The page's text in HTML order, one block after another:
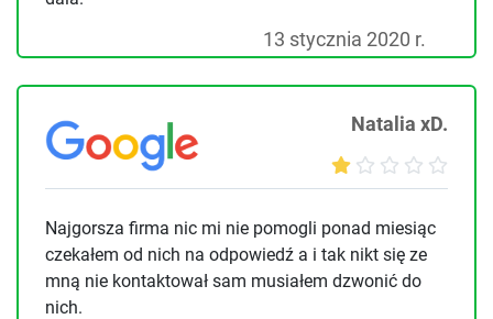
13 stycznia 2020 r.
Natalia xD.
Najgorsza firma nic mi nie pomogli ponad miesiąc
czekałem od nich na odpowiedź a i tak nikt się ze
mną nie kontaktował sam musiałem dzwonić do
nich.